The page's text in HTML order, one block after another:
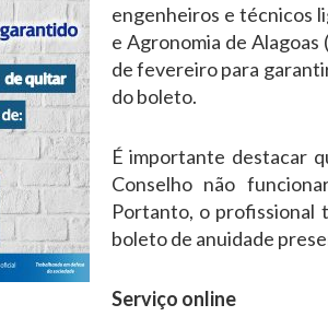
engenheiros e técnicos
e Agronomia de
de fevereiro para
do boleto.
É importante destacar
Conselho não
Portanto, o profissional
boleto de anuidade
Serviço online